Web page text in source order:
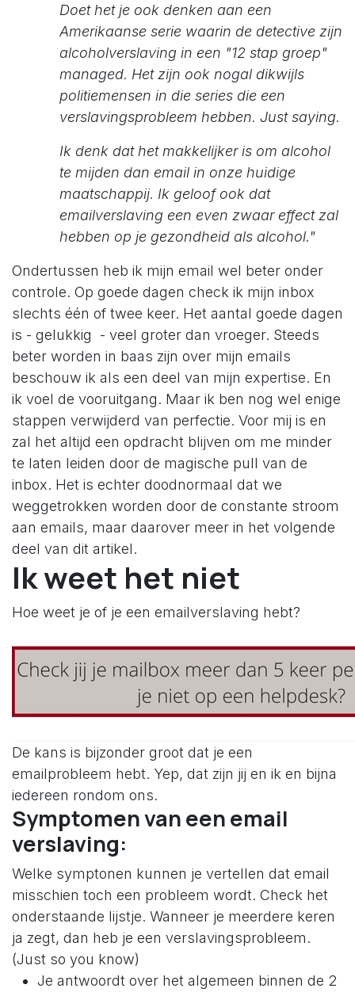
Doet het je ook denken aan een
Amerikaanse serie waarin de detective zijn
alcoholverslaving in een "12 stap groep"
managed. Het zijn ook nogal dikwijls
politiemensen in die series die een
verslavingsprobleem hebben. Just saying.
Ik denk dat het makkelijker is om alcohol
te mijden dan email in onze huidige
maatschappij. Ik geloof ook dat
emailverslaving een even zwaar effect zal
hebben op je gezondheid als alcohol."
Ondertussen heb ik mijn email wel beter onder
controle. Op goede dagen check ik mijn inbox
slechts één of twee keer. Het aantal goede dagen
is - gelukkig - veel groter dan vroeger. Steeds
beter worden in baas zijn over mijn emails
beschouw ik als een deel van mijn expertise. En
ik voel de vooruitgang. Maar ik ben nog wel enige
stappen verwijderd van perfectie. Voor mij is en
zal het altijd een opdracht blijven om me minder
te laten leiden door de magische pull van de
inbox. Het is echter doodnormaal dat we
weggetrokken worden door de constante stroom
aan emails, maar daarover meer in het volgende
deel van dit artikel.
Ik weet het niet
Hoe weet je of je een emailverslaving hebt?
De kans is bijzonder groot dat je een
emailprobleem hebt. Yep, dat zijn jij en ik en bijna
iedereen rondom ons.
Symptomen van een email
verslaving:
Welke symptonen kunnen je vertellen dat email
misschien toch een probleem wordt. Check het
onderstaande lijstje. Wanneer je meerdere keren
ja zegt, dan heb je een verslavingsprobleem.
(Just so you know)
Je antwoordt over het algemeen binnen de 2